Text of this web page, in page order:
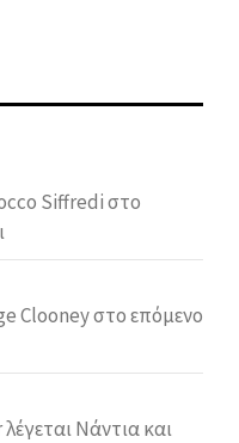
Siffredi στο
Clooney στο επόμενο
Νάντια και